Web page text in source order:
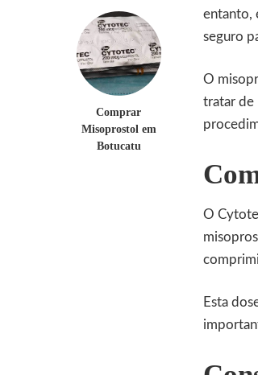
Comprar
Misoprostol em
Botucatu
entanto,
seguro
O
tratar de
O
Esta